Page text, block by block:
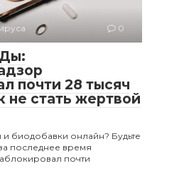
0
почти 28 тысяч
не стать жертвой
и биодобавки онлайн? Будьте
последнее время
почти